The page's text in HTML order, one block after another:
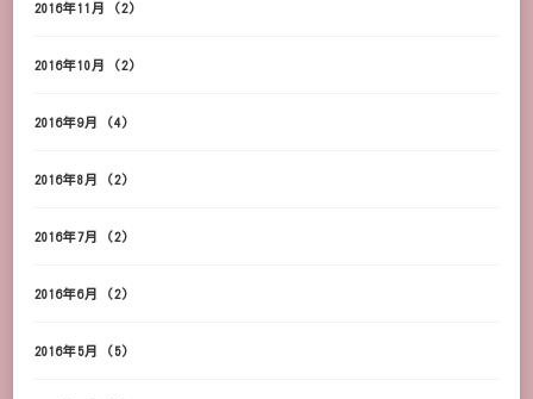
2016年11月 (2)
2016年10月 (2)
2016年9月 (4)
2016年8月 (2)
2016年7月 (2)
2016年6月 (2)
2016年5月 (5)